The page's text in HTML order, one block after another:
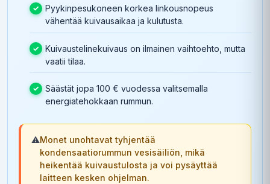
Pyykinpesukoneen korkea linkousnopeus
vähentää kuivausaikaa ja kulutusta.
Kuivaustelinekuivaus on ilmainen vaihtoehto, mutta
vaatii tilaa.
Säästät jopa 100 € vuodessa valitsemalla
energiatehokkaan rummun.
⚠️Monet unohtavat tyhjentää
kondensaatiorummun vesisäiliön, mikä
heikentää kuivaustulosta ja voi pysäyttää
laitteen kesken ohjelman.